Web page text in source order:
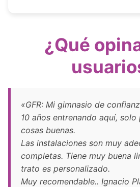
¿Qué
«GFR: Mi gimnasio de
10 años entrenando aquí,
cosas buenas.
Las instalaciones son muy
completas. Tiene muy buena
trato es personalizado.
Muy recomendable.. Ignacio